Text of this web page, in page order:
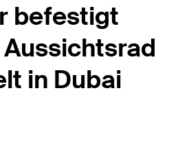
befestigt
in Dubai